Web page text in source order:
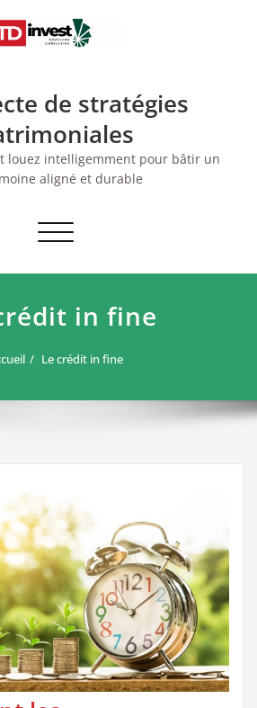
de stratégies
louez intelligemment pour bâtir un
aligné et durable
Afficher/masquer
navigation
in fine
Le crédit in fine